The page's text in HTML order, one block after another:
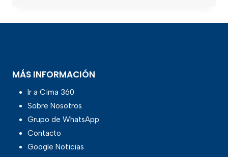
MÁS INFORMACIÓN
Ir a Cima 360
Sobre Nosotros
Grupo de WhatsApp
Contacto
Google Noticias